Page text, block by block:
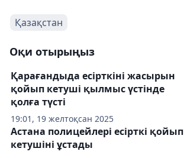
Қазақстан
Оқи отырыңыз
19:01, 19 желтоқсан 2025
Қарағандыда есірткіні жасырын
қойып кетуші қылмыс үстінде
қолға түсті
Астана полицейлері есірткі қойып
кетушіні ұстады